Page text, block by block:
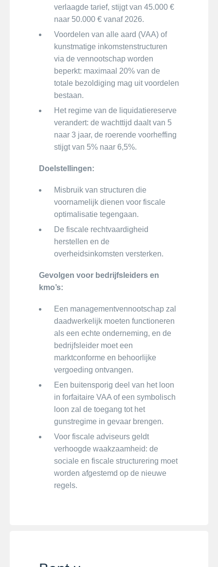
verlaagde tarief, stijgt van 45.000 €
naar 50.000 € vanaf 2026.
Voordelen van alle aard (VAA) of
kunstmatige inkomstenstructuren
via de vennootschap worden
beperkt: maximaal 20% van de
totale bezoldiging mag uit voordelen
bestaan.
Het regime van de liquidatiereserve
verandert: de wachttijd daalt van 5
naar 3 jaar, de roerende voorheffing
stijgt van 5% naar 6,5%.
Doelstellingen:
Misbruik van structuren die
voornamelijk dienen voor fiscale
optimalisatie tegengaan.
De fiscale rechtvaardigheid
herstellen en de
overheidsinkomsten versterken.
Gevolgen voor bedrijfsleiders en
kmo’s:
Een managementvennootschap zal
daadwerkelijk moeten functioneren
als een echte onderneming, en de
bedrijfsleider moet een
marktconforme en behoorlijke
vergoeding ontvangen.
Een buitensporig deel van het loon
in forfaitaire VAA of een symbolisch
loon zal de toegang tot het
gunstregime in gevaar brengen.
Voor fiscale adviseurs geldt
verhoogde waakzaamheid: de
sociale en fiscale structurering moet
worden afgestemd op de nieuwe
regels.